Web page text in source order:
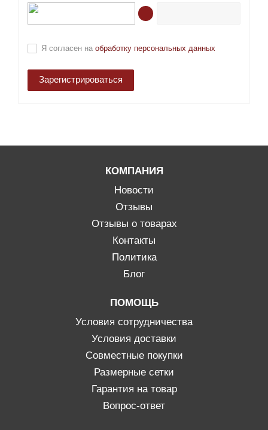
Я согласен на обработку персональных данных
Зарегистрироваться
КОМПАНИЯ
Новости
Отзывы
Отзывы о товарах
Контакты
Политика
Блог
ПОМОЩЬ
Условия сотрудничества
Условия доставки
Совместные покупки
Размерные сетки
Гарантия на товар
Вопрос-ответ